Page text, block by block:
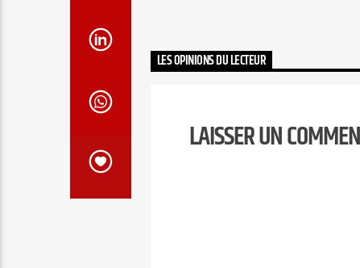
d’artistes mais encore, des
témoignages qui vont vous
LES OPINIONS DU LECTEUR
LAISSER UN